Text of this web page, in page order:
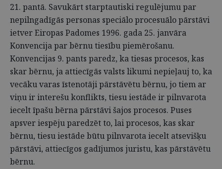
21. pantā. Savukārt starptautiski regulējumu par
nepilngadīgās personas speciālo procesuālo pārstāvi
ietver Eiropas Padomes 1996. gada 25. janvāra
Konvencija par bērnu tiesību piemērošanu.
Konvencijas 9. pants paredz, ka tiesas procesos, kas
skar bērnu, ja attiecīgās valsts likumi nepieļauj to, ka
vecāku varas īstenotāji pārstāvētu bērnu, jo tiem ar
viņu ir interešu konflikts, tiesu iestāde ir pilnvarota
iecelt īpašu bērna pārstāvi šajos procesos. Puses
apsver iespēju paredzēt to, lai procesos, kas skar
bērnu, tiesu iestāde būtu pilnvarota iecelt atsevišķu
pārstāvi, attiecīgos gadījumos juristu, kas pārstāvētu
bērnu.